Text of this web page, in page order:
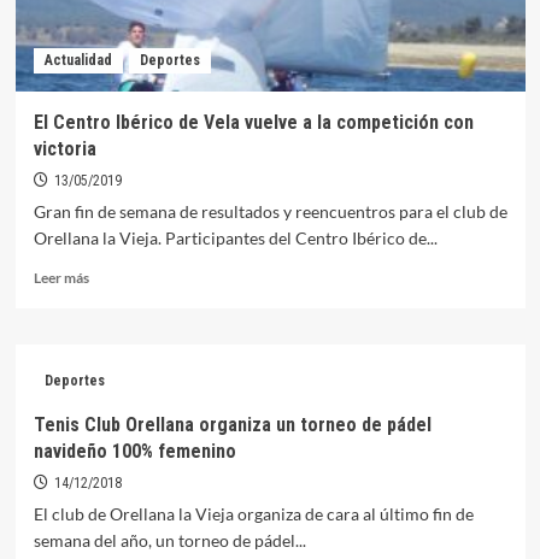
la
Reina
Actualidad Deportes
El Centro Ibérico de Vela vuelve a la competición con
victoria
13/05/2019
Gran fin de semana de resultados y reencuentros para el club de
Orellana la Vieja. Participantes del Centro Ibérico de...
Leer másLeer
Ibérico
Vela
vuelve
a
competición
con
Deportes
Tenis Club Orellana organiza un torneo de pádel
navideño 100% femenino
14/12/2018
El club de Orellana la Vieja organiza de cara al último fin de
semana del año, un torneo de pádel...